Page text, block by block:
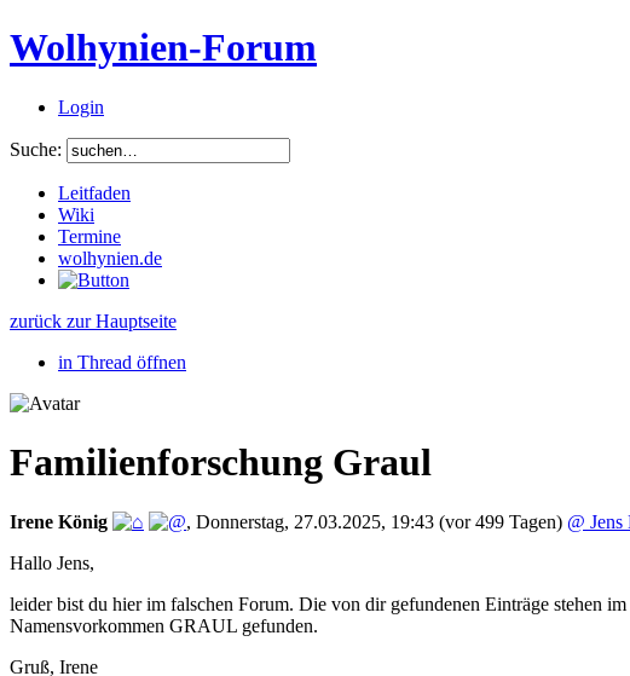
Wolhynien-Forum
Login
Suche:
Leitfaden
Wiki
Termine
wolhynien.de
zurück zur Hauptseite
in Thread öffnen
Familienforschung Graul
Irene König , Donnerstag, 27.03.2025, 19:43 (vor 499 Tagen) @
Hallo Jens,
leider bist du hier im falschen Forum. Die von dir gefundenen Einträge stehen
Namensvorkommen GRAUL gefunden.
Gruß, Irene